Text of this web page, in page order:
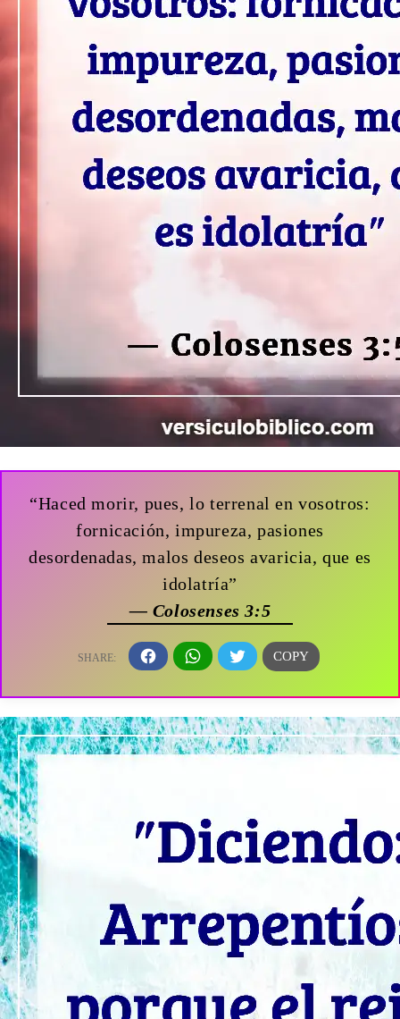
“Haced morir, pues, lo terrenal en vosotros:
fornicación, impureza, pasiones
desordenadas, malos deseos avaricia, que es
idolatría”
— Colosenses 3:5